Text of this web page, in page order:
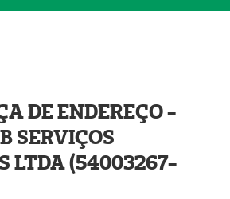
DE ENDEREÇO -
SERVIÇOS
LTDA (54003267-